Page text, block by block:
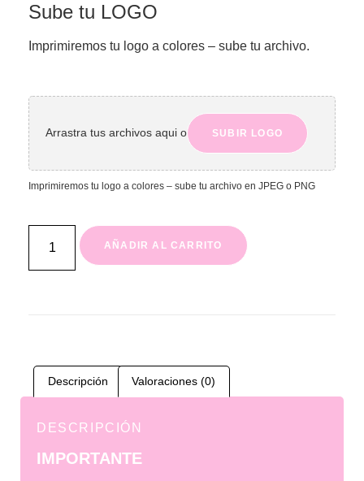
Sube tu LOGO
Imprimiremos tu logo a colores – sube tu archivo.
Arrastra tus archivos aqui o SUBIR LOGO
Imprimiremos tu logo a colores – sube tu archivo en JPEG o PNG
AÑADIR AL CARRITO
Descripción Valoraciones (0)
DESCRIPCIÓN
IMPORTANTE